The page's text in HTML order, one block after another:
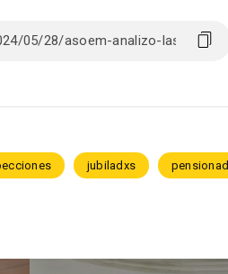
jubiladxs